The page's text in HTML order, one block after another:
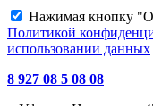
Нажимая кнопку
Политикой
использовании данных
8 927 08 5 08 08